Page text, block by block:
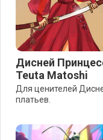
Дисней
Teuta Matoshi
Для ценителей
платьев.